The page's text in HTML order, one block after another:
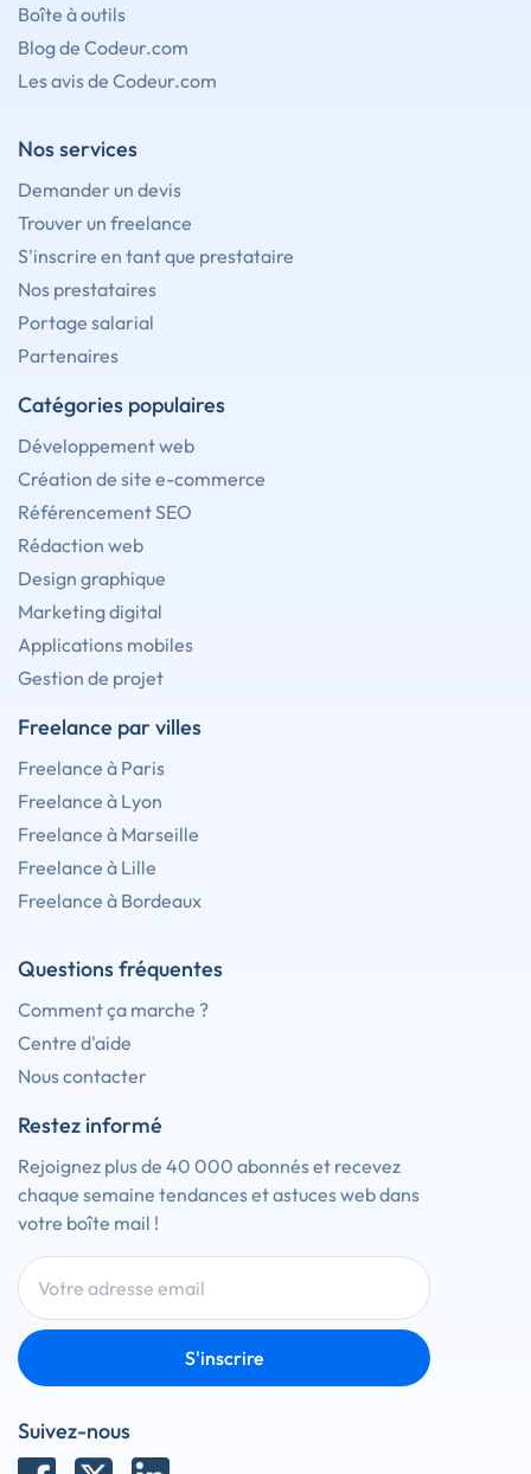
Boîte à outils
Blog de Codeur.com
Les avis de Codeur.com
Nos services
Demander un devis
Trouver un freelance
S'inscrire en tant que prestataire
Nos prestataires
Portage salarial
Partenaires
Catégories populaires
Développement web
Création de site e-commerce
Référencement SEO
Rédaction web
Design graphique
Marketing digital
Applications mobiles
Gestion de projet
Freelance par villes
Freelance à Paris
Freelance à Lyon
Freelance à Marseille
Freelance à Lille
Freelance à Bordeaux
Questions fréquentes
Comment ça marche ?
Centre d'aide
Nous contacter
Restez informé
Rejoignez plus de 40 000 abonnés et recevez
chaque semaine tendances et astuces web dans
votre boîte mail !
S'inscrire
Suivez-nous